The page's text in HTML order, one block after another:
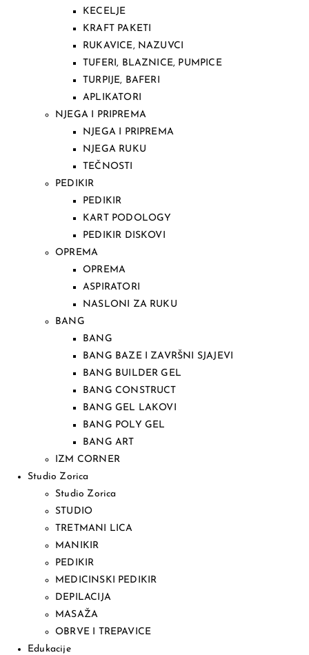
KECELJE
KRAFT PAKETI
RUKAVICE, NAZUVCI
TUFERI, BLAZNICE, PUMPICE
TURPIJE, BAFERI
APLIKATORI
NJEGA I PRIPREMA
NJEGA I PRIPREMA
NJEGA RUKU
TEČNOSTI
PEDIKIR
PEDIKIR
KART PODOLOGY
PEDIKIR DISKOVI
OPREMA
OPREMA
ASPIRATORI
NASLONI ZA RUKU
BANG
BANG
BANG BAZE I ZAVRŠNI SJAJEVI
BANG BUILDER GEL
BANG CONSTRUCT
BANG GEL LAKOVI
BANG POLY GEL
BANG ART
IZM CORNER
Studio Zorica
Studio Zorica
STUDIO
TRETMANI LICA
MANIKIR
PEDIKIR
MEDICINSKI PEDIKIR
DEPILACIJA
MASAŽA
OBRVE I TREPAVICE
Edukacije